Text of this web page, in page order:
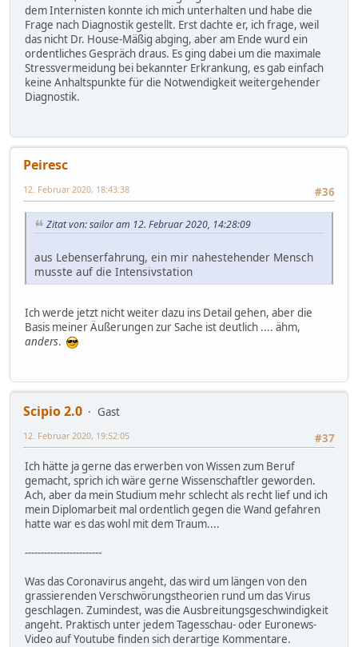
dem Internisten konnte ich mich unterhalten und habe die
Frage nach Diagnostik gestellt. Erst dachte er, ich frage, weil
das nicht Dr. House-Mäßig abging, aber am Ende wurd ein
ordentliches Gespräch draus. Es ging dabei um die maximale
Stressvermeidung bei bekannter Erkrankung, es gab einfach
keine Anhaltspunkte für die Notwendigkeit weitergehender
Diagnostik.
Peiresc
#36
12. Februar 2020, 18:43:38
Zitat von: sailor am 12. Februar 2020, 14:28:09
aus Lebenserfahrung, ein mir nahestehender Mensch
musste auf die Intensivstation
Ich werde jetzt nicht weiter dazu ins Detail gehen, aber die
Basis meiner Äußerungen zur Sache ist deutlich .... ähm,
anders.
Scipio 2.0
Gast
#37
12. Februar 2020, 19:52:05
Ich hätte ja gerne das erwerben von Wissen zum Beruf
gemacht, sprich ich wäre gerne Wissenschaftler geworden.
Ach, aber da mein Studium mehr schlecht als recht lief und ich
mein Diplomarbeit mal ordentlich gegen die Wand gefahren
hatte war es das wohl mit dem Traum....
------------------------
Was das Coronavirus angeht, das wird um längen von den
grassierenden Verschwörungstheorien rund um das Virus
geschlagen. Zumindest, was die Ausbreitungsgeschwindigkeit
angeht. Praktisch unter jedem Tagesschau- oder Euronews-
Video auf Youtube finden sich derartige Kommentare.